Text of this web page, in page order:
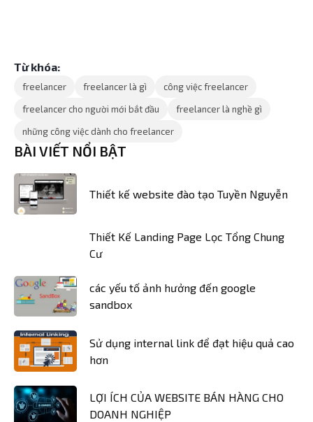
Từ khóa:
freelancer freelancer là gì
công việc freelancer
freelancer cho người mới bắt đầu
freelancer là nghề gì
những công việc dành cho freelancer
BÀI VIẾT NỔI BẬT
Thiết kế website đào tạo Tuyền Nguyễn
Thiết Kế Landing Page Lọc Tổng Chung
Cư
các yếu tố ảnh hưởng đến google
sandbox
Sử dụng internal link để đạt hiệu quả cao
hơn
LỢI ÍCH CỦA WEBSITE BÁN HÀNG CHO
DOANH NGHIỆP